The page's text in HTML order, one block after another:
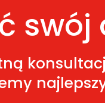
swój